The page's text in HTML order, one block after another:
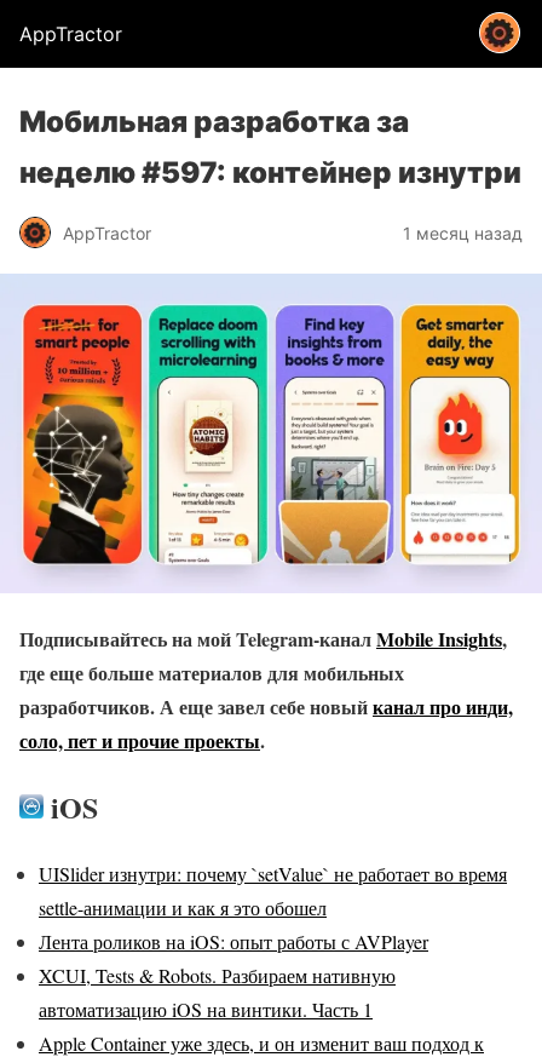
AppTractor
Мобильная разработка за
неделю #597: контейнер изнутри
AppTractor 1 месяц назад
Подписывайтесь на мой Telegram-каналMobile Insights,
где еще больше материалов для мобильных
разработчиков. А еще завел себе новыйканал про инди,
соло, пет и прочие проекты.
iOS
UISlider изнутри: почему `setValue` не работает во время
settle-анимации и как я это обошел
Лента роликов на iOS: опыт работы с AVPlayer
XCUI, Tests & Robots. Разбираем нативную
автоматизацию iOS на винтики. Часть 1
Apple Container уже здесь, и он изменит ваш подход к